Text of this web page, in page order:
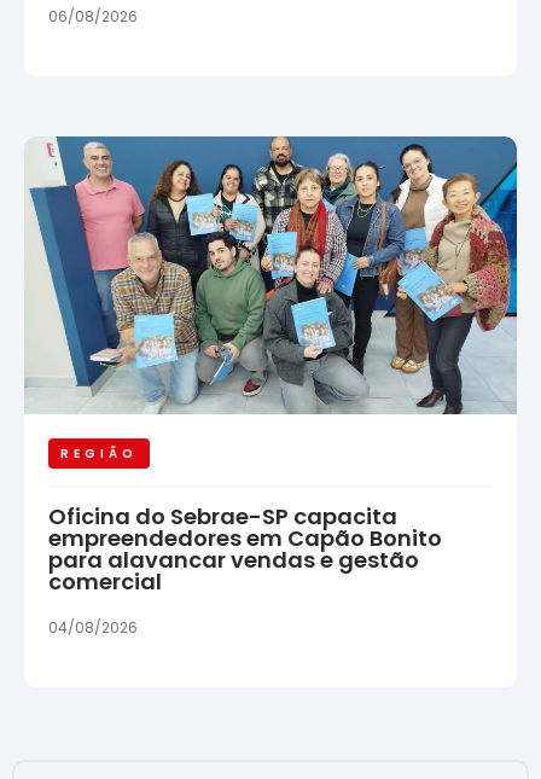
06/08/2026
REGIÃO
Oficina do Sebrae-SP capacita
empreendedores em Capão Bonito
para alavancar vendas e gestão
comercial
04/08/2026